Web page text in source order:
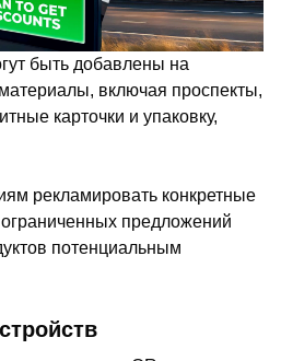
быть добавлены на
включая проспекты,
карточки и упаковку,
рекламировать конкретные
предложений
потенциальным